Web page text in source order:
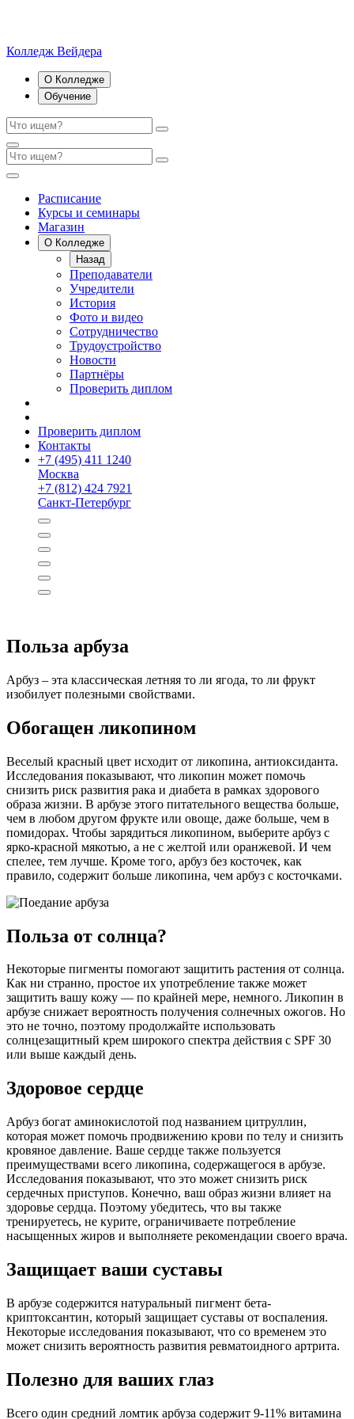
Колледж Вейдера
О Колледже
Обучение
Расписание
Курсы и семинары
Магазин
О Колледже
Назад
Преподаватели
Учредители
История
Фото и видео
Сотрудничество
Трудоустройство
Новости
Партнёры
Проверить диплом
Проверить диплом
Контакты
+7 (495) 411 1240
Москва
+7 (812) 424 7921
Санкт-Петербург
Польза арбуза
Арбуз – эта классическая летняя то ли ягода, то ли фрукт
изобилует полезными свойствами.
Обогащен ликопином
Веселый красный цвет исходит от ликопина, антиоксиданта.
Исследования показывают, что ликопин может помочь
снизить риск развития рака и диабета в рамках здорового
образа жизни. В арбузе этого питательного вещества больше,
чем в любом другом фрукте или овоще, даже больше, чем в
помидорах. Чтобы зарядиться ликопином, выберите арбуз с
ярко-красной мякотью, а не с желтой или оранжевой. И чем
спелее, тем лучше. Кроме того, арбуз без косточек, как
правило, содержит больше ликопина, чем арбуз с косточками.
Польза от солнца?
Некоторые пигменты помогают защитить растения от солнца.
Как ни странно, простое их употребление также может
защитить вашу кожу — по крайней мере, немного. Ликопин в
арбузе снижает вероятность получения солнечных ожогов. Но
это не точно, поэтому продолжайте использова­ть
солнцезащитный крем широкого спектра действия с SPF 30
или выше каждый день.
Здоровое сердце
Арбуз богат аминокислотой под названием цитруллин,
которая может помочь продвижению крови по телу и снизить
кровяное давление. Ваше сердце также пользуется
преимуществами всего ликопина, содержащегося в арбузе.
Исследования показывают, что это может снизить риск
сердечных приступов. Конечно, ваш образ жизни влияет на
здоровье сердца. Поэтому убедитесь, что вы также
тренируетесь, не курите, ограничиваете потребление
насыщенных жиров и выполняете рекомендации своего врача.
Защищает ваши суставы
В арбузе содержится натуральный пигмент бета-
криптоксантин, который защищает суставы от воспаления.
Некоторые исследования показывают, что со временем это
может снизить вероятность развития ревматоидного артрита.
Полезно для ваших глаз
Всего один средний ломтик арбуза содержит 9-11% витамина